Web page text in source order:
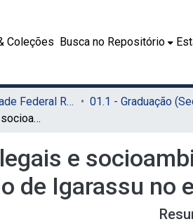
Coleções Busca no Repositório
01. Universidade Federal Rural de Pernambuco - UFRPE (Sede) 01.1 - Graduação
Aspectos legais e socioambientais da mariscagem e estudo de caso para o município de Igarassu no estado de Pernambuco, Brasil
e
de Igarassu no